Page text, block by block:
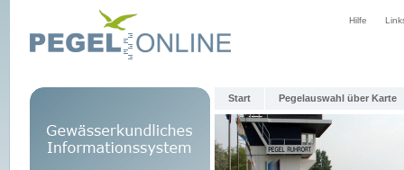
Hilfe
Start Pegelauswahl über Karte